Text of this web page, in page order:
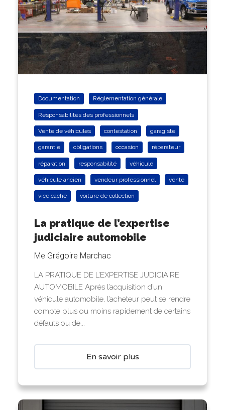
Documentation Réglementation générale
Responsabilités des professionnels
Vente de véhicules contestation garagiste
garantie obligations occasion réparateur
réparation responsabilité véhicule
véhicule ancien vendeur professionnel vente
vice caché voiture de collection
La pratique de l’expertise
judiciaire automobile
Me Grégoire Marchac
LA PRATIQUE DE L’EXPERTISE JUDICIAIRE
AUTOMOBILE Après l’acquisition d’un
véhicule automobile, l’acheteur peut se rendre
compte plus ou moins rapidement de certains
défauts ou de...
En savoir plus